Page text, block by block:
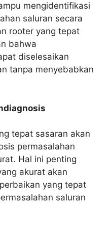
mengidentifikasi
saluran secara
rooter yang tepat
bahwa
diselesaikan
tanpa menyebabkan
tepat sasaran akan
permasalahan
Hal ini penting
akurat akan
yang tepat
saluran